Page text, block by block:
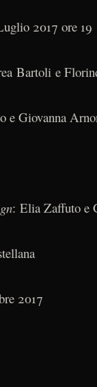
2017 ore 19
Bartoli e
e Giovanna
: Elia Zaffuto e
2017